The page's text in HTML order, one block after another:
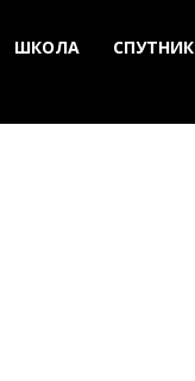
ШКОЛА СПУТНИК